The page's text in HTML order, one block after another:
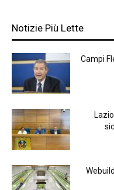
Notizie Più Lette
Campi